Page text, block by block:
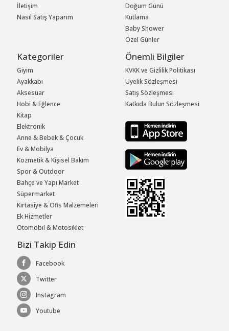
İletişim
Nasıl Satış Yaparım
Doğum Günü
Kutlama
Baby Shower
Özel Günler
Kategoriler
Giyim
Ayakkabı
Aksesuar
Hobi & Eğlence
Kitap
Elektronik
Anne & Bebek & Çocuk
Ev & Mobilya
Kozmetik & Kişisel Bakım
Spor & Outdoor
Bahçe ve Yapı Market
Süpermarket
Kırtasiye & Ofis Malzemeleri
Ek Hizmetler
Otomobil & Motosiklet
Önemli Bilgiler
KVKK ve Gizlilik Politikası
Üyelik Sözleşmesi
Satış Sözleşmesi
Katkıda Bulun Sözleşmesi
Bizi Takip Edin
Facebook
Twitter
Instagram
Youtube